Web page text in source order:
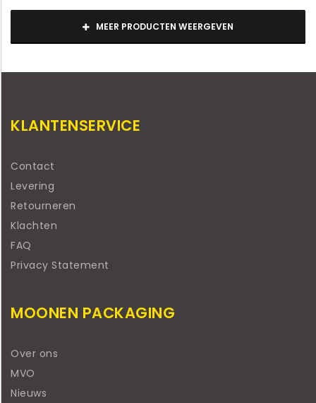
MEER PRODUCTEN WEERGEVEN
KLANTENSERVICE
Contact
Levering
Retourneren
Klachten
FAQ
Privacy Statement
MOONEN PACKAGING
Over ons
MVO
Nieuws